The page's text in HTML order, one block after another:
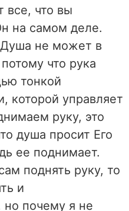
все, что вы
на самом деле.
Душа не может в
что рука
тонкой
которой управляет
руку, это
душа просит Его
ее поднимает.
поднять руку, то
и
но почему я не